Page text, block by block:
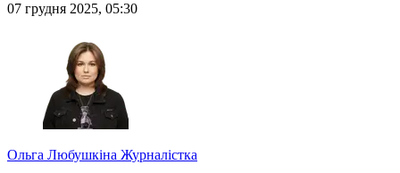
07 грудня 2025, 05:30
Ольга Любушкіна Журналістка